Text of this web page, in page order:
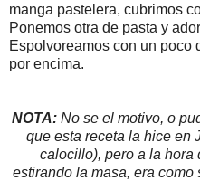
manga pastelera, cubrimos
Ponemos otra de pasta y
Espolvoreamos con un poco
por encima.
NOTA:No se el motivo, o
que esta receta la hice en
calocillo), pero a la hora
estirando la masa, era